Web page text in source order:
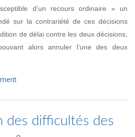
d’un recours ordinaire » un
sur la contrariété de ces décisions
de délai contre les deux décisions,
alors annuler l’une des deux
des difficultés des